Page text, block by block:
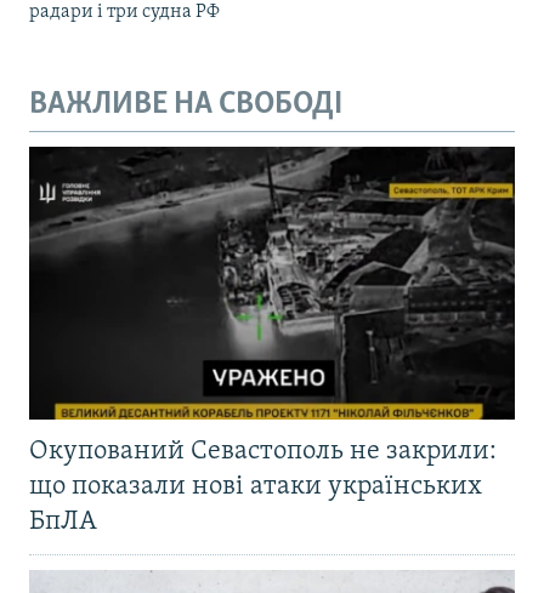
радари і три судна РФ
ВАЖЛИВЕ НА СВОБОДІ
Окупований Севастополь не закрили:
що показали нові атаки українських
БпЛА